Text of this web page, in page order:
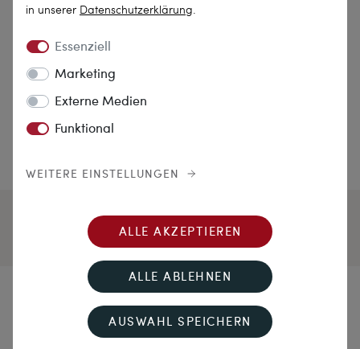
Paris 1925 – Wien 1985
in unserer Daten­schutz­erklärung.
Essenziell
Marketing
Externe Medien
Funktional
WEITERE EINSTELLUNGEN
ALLE AKZEPTIEREN
ALLE ABLEHNEN
AUSWAHL SPEICHERN